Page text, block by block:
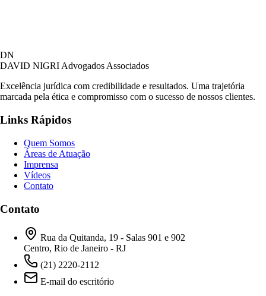
DN
DAVID NIGRIAdvogados Associados
Excelência jurídica com credibilidade e resultados. Uma trajetória
marcada pela ética e compromisso com o sucesso de nossos clientes.
Links Rápidos
Quem Somos
Áreas de Atuação
Imprensa
Vídeos
Contato
Contato
Rua da Quitanda, 19 - Salas 901 e 902
Centro, Rio de Janeiro - RJ
(21) 2220-2112
E-mail do escritório